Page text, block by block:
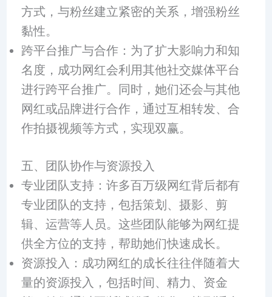
方式，与粉丝建立紧密的关系，增强粉丝
黏性。
跨平台推广与合作：为了扩大影响力和知
名度，成功网红会利用其他社交媒体平台
进行跨平台推广。同时，她们还会与其他
网红或品牌进行合作，通过互相转发、合
作拍摄视频等方式，实现双赢。
五、团队协作与资源投入
专业团队支持：许多百万级网红背后都有
专业团队的支持，包括策划、摄影、剪
辑、运营等人员。这些团队能够为网红提
供全方位的支持，帮助她们快速成长。
资源投入：成功网红的成长往往伴随着大
量的资源投入，包括时间、精力、资金